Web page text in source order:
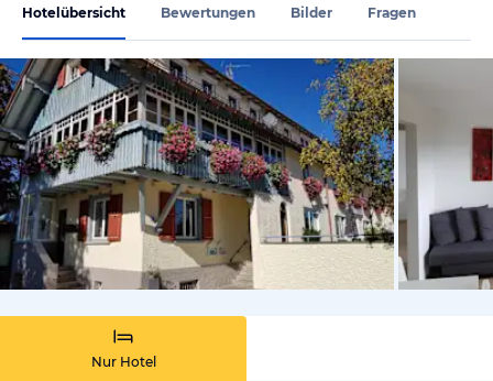
Hotelübersicht Bewertungen Bilder Fragen
von
Nur Hotel